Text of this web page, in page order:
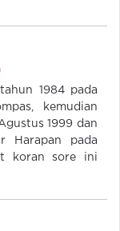
1984 pada
kemudian
1999 dan
Harapan pada
koran sore ini